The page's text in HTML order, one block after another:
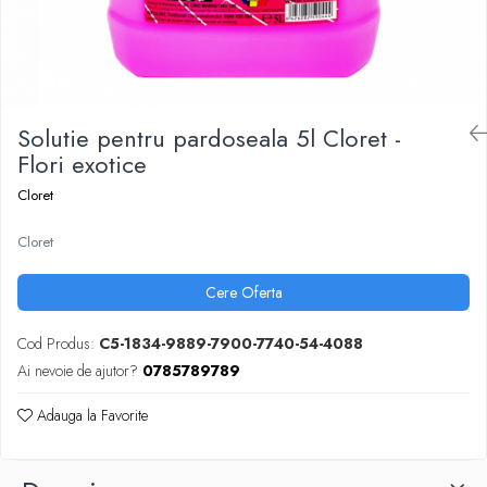
TIPIZATE & HARTII OPERATIONALE
PLICURI PENTRU CORESPONDENTA,
DOCUMENTE & SPECIALE
CUBURI DIN HARTIE & CUBURI NOTES
CAIETE & BLOCK NOTES-URI
CAPSATOARE & DECAPSATOARE
CAPSE & SUPORTURI
TAVITE & SUPORT PENTRU
SUPORT ACCESORII PENTRU SCRIS
BANDA ADEZIVA & DISPENCERE
ADEZIVI
MANUSI NITRIL NEPUDRATE
Solutie pentru pardoseala 5l Cloret -
Flori exotice
Cloret
Cloret
Cere Oferta
Cod Produs: C5-1834-9889-7900-7740-54-4088
Ai nevoie de ajutor? 0785789789
Adauga la Favorite